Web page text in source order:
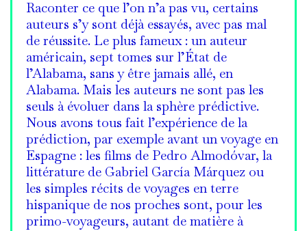
Raconter ce que l’on n’a pas vu, certains
auteurs s’y sont déjà essayés, avec pas mal
de réussite. Le plus fameux : un auteur
américain, sept tomes sur l’État de
l’Alabama, sans y être jamais allé, en
Alabama. Mais les auteurs ne sont pas les
seuls à évoluer dans la sphère prédictive.
Nous avons tous fait l’expérience de la
prédiction, par exemple avant un voyage en
Espagne : les films de Pedro Almodóvar, la
littérature de Gabriel García Márquez ou
les simples récits de voyages en terre
hispanique de nos proches sont, pour les
primo-voyageurs, autant de matière à